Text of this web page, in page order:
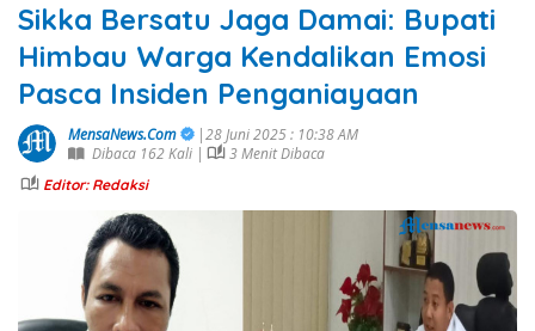
Sikka Bersatu Jaga Damai: Bupati
Himbau Warga Kendalikan Emosi
Pasca Insiden Penganiayaan
MensaNews.Com
|28 Juni 2025 : 10:38 AM
Dibaca 162 Kali |
3 Menit Dibaca
Editor: Redaksi